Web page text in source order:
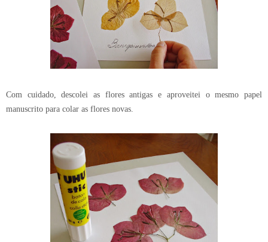
Com cuidado, descolei as flores antigas e aproveitei o mesmo papel
manuscrito para colar as flores novas.